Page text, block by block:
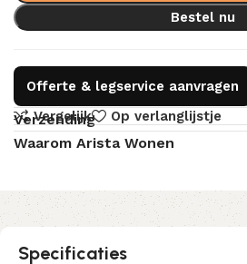
Bestel nu
Offerte & legservice aanvragen
Vergelijk
Op verlanglijstje
Verzending
Waarom Arista Wonen
Specificaties